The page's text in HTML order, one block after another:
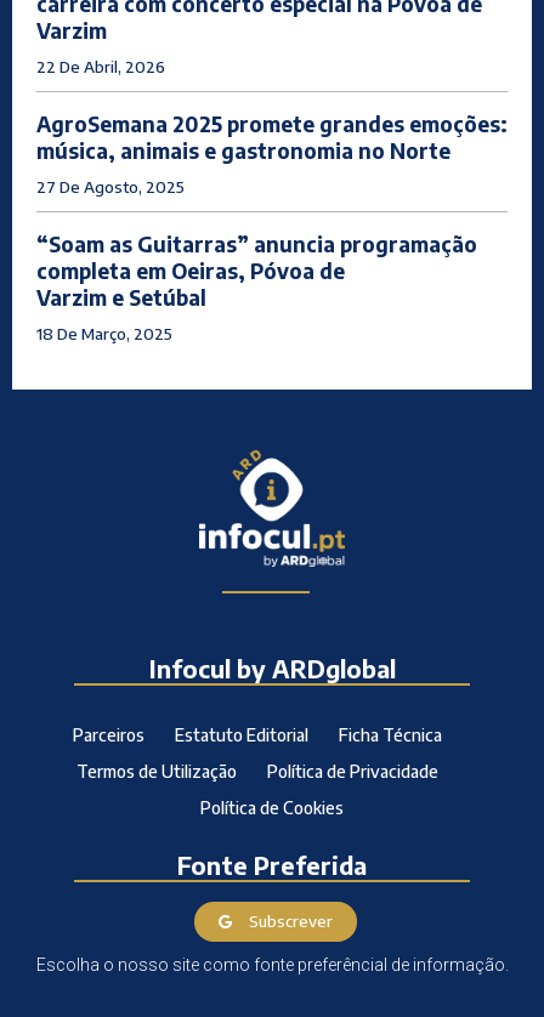
Varzim
22 De Abril, 2026
AgroSemana 2025 promete grandes emoções:
música, animais e gastronomia no Norte
27 De Agosto, 2025
“Soam as Guitarras” anuncia programação
completa em Oeiras, Póvoa de
Varzim e Setúbal
18 De Março, 2025
Infocul by ARDglobal
Parceiros Estatuto Editorial
Ficha Técnica
Termos de Utilização
Política de Privacidade
Política de Cookies
Fonte Preferida
Subscrever
Escolha o nosso site como fonte preferêncial de informação.